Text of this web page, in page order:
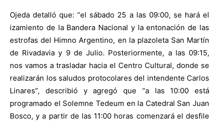
Ojeda detalló que: “el sábado 25 a las 09:00, se hará el
izamiento de la Bandera Nacional y la entonación de las
estrofas del Himno Argentino, en la plazoleta San Martín
de Rivadavia y 9 de Julio. Posteriormente, a las 09:15,
nos vamos a trasladar hacia el Centro Cultural, donde se
realizarán los saludos protocolares del intendente Carlos
Linares”, describió y agregó que “a las 10:00 está
programado el Solemne Tedeum en la Catedral San Juan
Bosco, y a partir de las 11:00 horas comenzará el desfile